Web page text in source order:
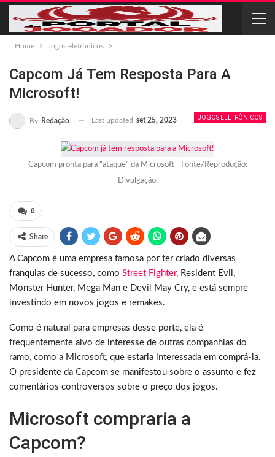
Home Jogos eletrônicos
Capcom Já Tem Resposta Para A
Microsoft!
JOGOS ELETRÔNICOS
By Redação Last updated set 25, 2023
Capcom pronta para "ataque" da Microsoft - Fonte/Reprodução:
Divulgação.
0
Share
A Capcom é uma empresa famosa por ter criado diversas
franquias de sucesso, como Street Fighter, Resident Evil,
Monster Hunter, Mega Man e Devil May Cry, e está sempre
investindo em novos jogos e remakes.
Como é natural para empresas desse porte, ela é
frequentemente alvo de interesse de outras companhias do
ramo, como a Microsoft, que estaria interessada em comprá-la.
O presidente da Capcom se manifestou sobre o assunto e fez
comentários controversos sobre o preço dos jogos.
Microsoft compraria a
Capcom?